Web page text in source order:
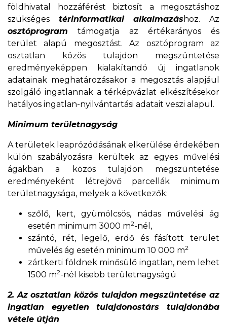
földhivatal hozzáférést biztosít a megosztáshoz
szükséges térinformatikai alkalmazás hoz. Az
osztóprogram támogatja az értékarányos és
terület alapú megosztást. Az osztóprogram az
osztatlan közös tulajdon megszüntetése
eredményeképpen kialakítandó új ingatlanok
adatainak meghatározásakor a megosztás alapjául
szolgáló ingatlannak a térképvázlat elkészítésekor
hatályos ingatlan-nyilvántartási adatait veszi alapul.
Minimum területnagyság
A területek leaprózódásának elkerülése érdekében
külön szabályozásra kerültek az egyes művelési
ágakban a közös tulajdon megszüntetése
eredményeként létrejövő parcellák minimum
területnagysága, melyek a következők:
szőlő, kert, gyümölcsös, nádas művelési ág
esetén minimum 3000 m2-nél,
szántó, rét, legelő, erdő és fásított terület
művelés ág esetén minimum 10 000 m2
zártkerti földnek minősülő ingatlan, nem lehet
1500 m2-nél kisebb területnagyságú
2. Az osztatlan közös tulajdon megszüntetése az
ingatlan egyetlen tulajdonostárs tulajdonába
vétele útján